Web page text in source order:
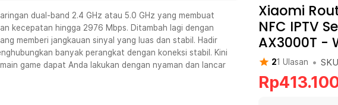
Barat
Senin - Jumat (07:00 - 20:00), Sabtu - Minggu (08:00 - 20:00), Tutup pada Idul Fitri
Senin - Jumat (08:00 - 20:00), Sabtu - Minggu/ Libur Nasional (08:00 - 17:00)
Selengkapnya
Senin - Jumat (08:00 - 20:00), Sabtu - Minggu/ Libur Nasional (08:00 - 17:00) Selengkapnya
dual-band 2.4 GHz atau 5.0 GHz yang membuat
kecepatan hingga 2976 Mbps. Ditambah lagi dengan
memberi jangkauan sinyal yang luas dan stabil. Hadir
banyak perangkat dengan koneksi stabil. Kini
game dapat Anda lakukan dengan nyaman dan lancar
Xiaomi
NFC IPTV
AX3000T -
21 Ulasan • SKU
Rp